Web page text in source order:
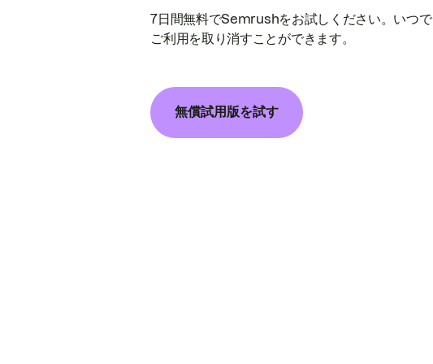
7日間無料でSemrushをお試しください。いつ
ご利用を取り消すことができます。
無償試用版を試す